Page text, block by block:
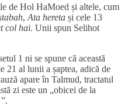
de Hol HaMoed și altele, cum
, Ata hereta și cele 13
col hai. Unii spun Selihot
1 ni se spune că această
21 al lunii a șaptea, adică de
apare în Talmud, tractatul
zi este un „obicei de la
מנהג נביאים ”.